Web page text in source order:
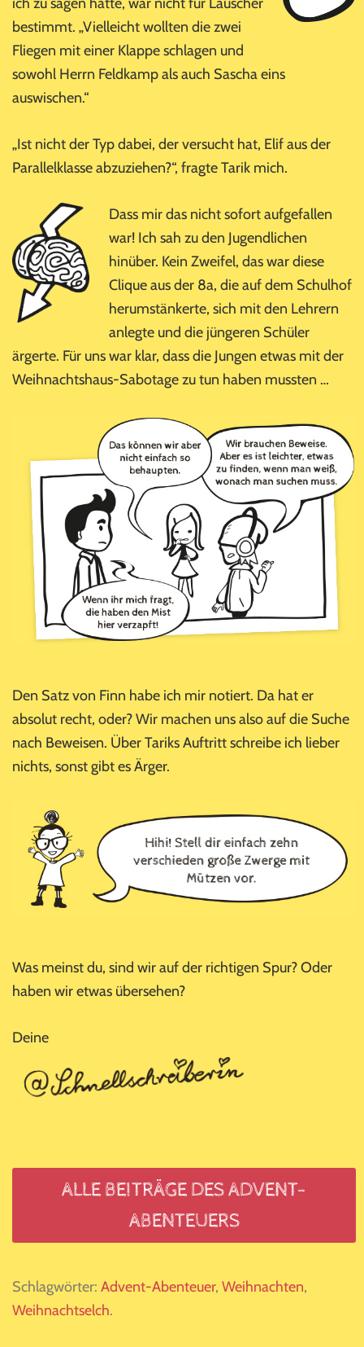
bestimmt. „Vielleicht wollten die zwei
Fliegen mit einer Klappe schlagen und
sowohl Herrn Feldkamp als auch Sascha eins
auswischen.“
„Ist nicht der Typ dabei, der versucht hat, Elif aus der
Parallelklasse abzuziehen?“, fragte Tarik mich.
Dass mir das nicht sofort aufgefallen
war! Ich sah zu den Jugendlichen
hinüber. Kein Zweifel, das war diese
Clique aus der 8a, die auf dem Schulhof
herumstänkerte, sich mit den Lehrern
anlegte und die jüngeren Schüler
ärgerte. Für uns war klar, dass die Jungen etwas mit der
Weihnachtshaus-Sabotage zu tun haben mussten …
Den Satz von Finn habe ich mir notiert. Da hat er
absolut recht, oder? Wir machen uns also auf die Suche
nach Beweisen. Über Tariks Auftritt schreibe ich lieber
nichts, sonst gibt es Ärger.
Was meinst du, sind wir auf der richtigen Spur? Oder
haben wir etwas übersehen?
Deine
ALLE BEITRÄGE DES ADVENT-
ABENTEUERS
Schlagwörter: Advent-Abenteuer, Weihnachten,
Weihnachtselch.